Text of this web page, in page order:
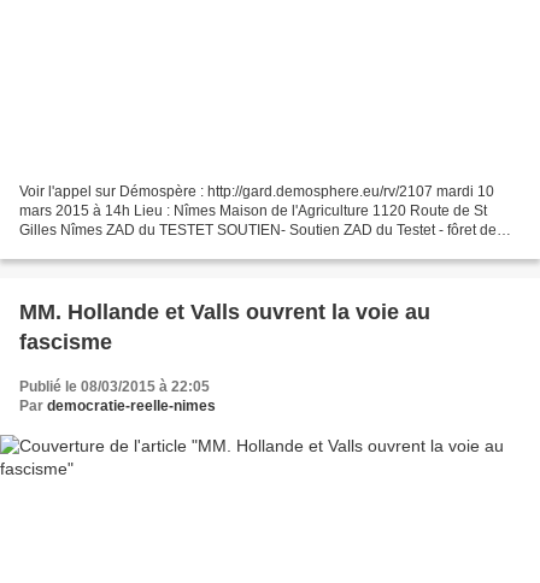
Voir l'appel sur Démospère : http://gard.demosphere.eu/rv/2107 mardi 10
mars 2015 à 14h Lieu : Nîmes Maison de l'Agriculture 1120 Route de St
Gilles Nîmes ZAD du TESTET SOUTIEN- Soutien ZAD du Testet - fôret de
MM. Hollande et Valls ouvrent la voie au
fascisme
Publié le 08/03/2015 à 22:05
Par democratie-reelle-nimes